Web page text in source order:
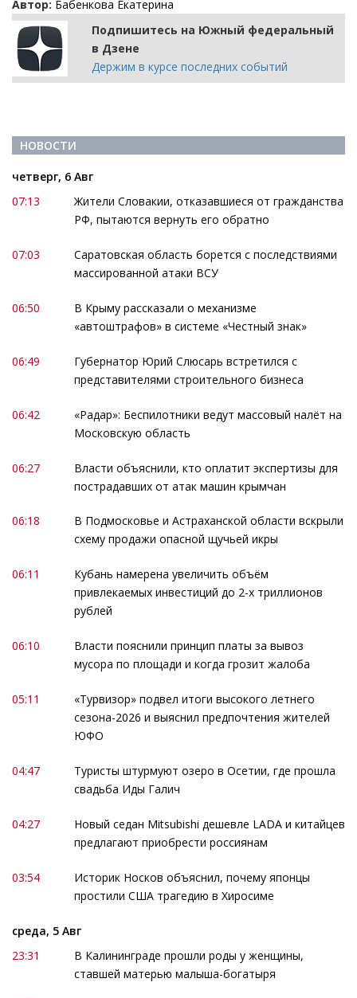
Автор: Бабенкова Екатерина
Подпишитесь на Южный федеральный
в Дзене
Держим в курсе последних событий
НОВОСТИ
четверг, 6 Авг
07:13
Жители Словакии, отказавшиеся от гражданства
РФ, пытаются вернуть его обратно
07:03
Саратовская область борется с последствиями
массированной атаки ВСУ
06:50
В Крыму рассказали о механизме
«автоштрафов» в системе «Честный знак»
06:49
Губернатор Юрий Слюсарь встретился с
представителями строительного бизнеса
06:42
«Радар»: Беспилотники ведут массовый налёт на
Московскую область
06:27
Власти объяснили, кто оплатит экспертизы для
пострадавших от атак машин крымчан
06:18
В Подмосковье и Астраханской области вскрыли
схему продажи опасной щучьей икры
06:11
Кубань намерена увеличить объём
привлекаемых инвестиций до 2-х триллионов
рублей
06:10
Власти пояснили принцип платы за вывоз
мусора по площади и когда грозит жалоба
05:11
«Турвизор» подвел итоги высокого летнего
сезона-2026 и выяснил предпочтения жителей
ЮФО
04:47
Туристы штурмуют озеро в Осетии, где прошла
свадьба Иды Галич
04:27
Новый седан Mitsubishi дешевле LADA и китайцев
предлагают приобрести россиянам
03:54
Историк Носков объяснил, почему японцы
простили США трагедию в Хиросиме
среда, 5 Авг
23:31
В Калининграде прошли роды у женщины,
ставшей матерью малыша-богатыря